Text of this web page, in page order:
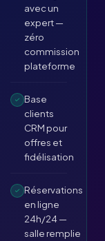
avec un
expert —
zéro
commission
plateforme
Base
clients
CRM pour
offres et
fidélisation
Réservations
en ligne
24h/24 —
salle remplie